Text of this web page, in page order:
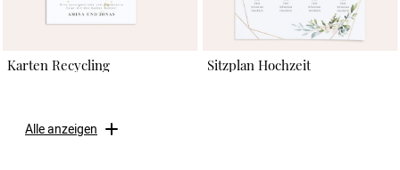
Karten Recycling Sitzplan Hochzeit
Alle anzeigen